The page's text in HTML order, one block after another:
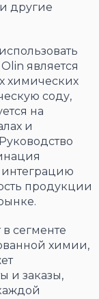
другие
является
химических
соду,
на
и
интеграцию
продукции
сегменте
химии,
и заказы,